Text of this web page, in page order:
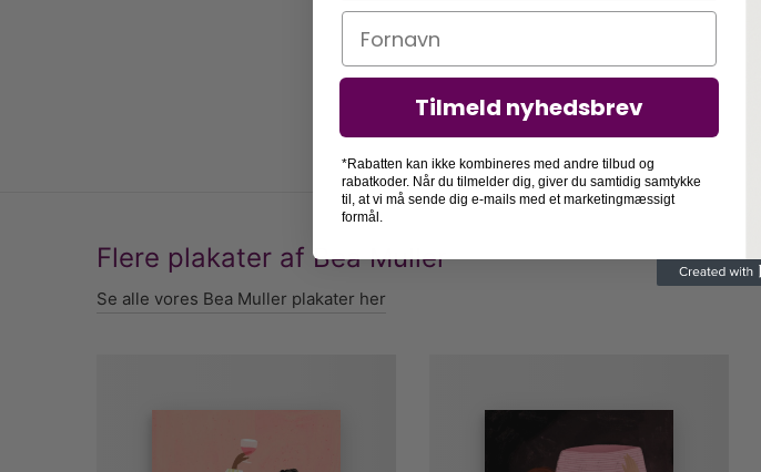
Flere plakater af Bea Muller
Se alle vores Bea Muller plakater her
Navn
Tilmeld nyhedsbrev
*Rabatten kan ikke kombineres med andre tilbud og
rabatkoder. Når du tilmelder dig, giver du samtidig samtykke
til, at vi må sende dig e-mails med et marketingmæssigt
formål.